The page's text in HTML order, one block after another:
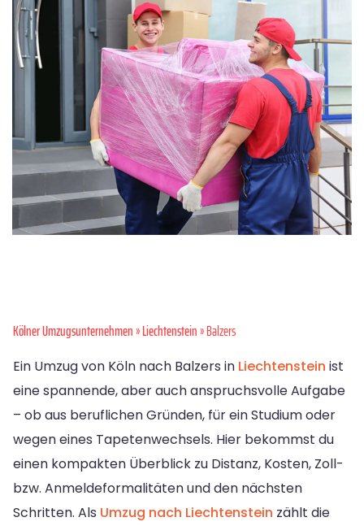
Kölner Umzugsunternehmen»Liechtenstein» Balzers
Ein Umzug von Köln nach Balzers in Liechtenstein ist
eine spannende, aber auch anspruchsvolle Aufgabe
– ob aus beruflichen Gründen, für ein Studium oder
wegen eines Tapetenwechsels. Hier bekommst du
einen kompakten Überblick zu Distanz, Kosten, Zoll-
bzw. Anmeldeformalitäten und den nächsten
Schritten. Als Umzug nach Liechtenstein zählt die